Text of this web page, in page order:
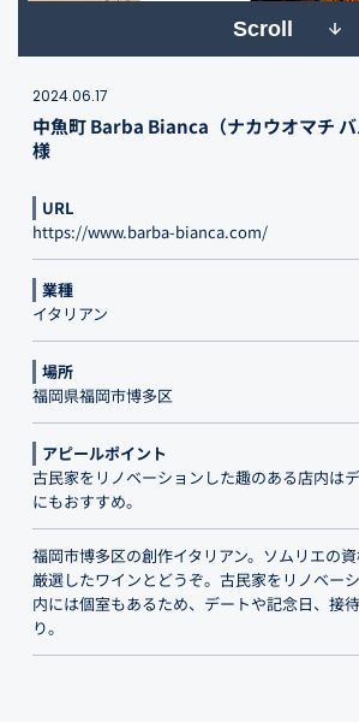
Scroll
2024.06.17
中魚町 Barba Bianca（ナカウオマチ バ
様
URL
https://www.barba-bianca.com/
業種
イタリアン
場所
福岡県福岡市博多区
アピールポイント
古民家をリノベーションした趣のある店内は
にもおすすめ。
福岡市博多区の創作イタリアン。ソムリエの
厳選したワインとどうぞ。古民家をリノベー
内には個室もあるため、デートや記念日、接
り。